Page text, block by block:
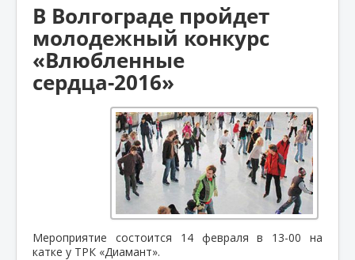
В Волгограде пройдет
молодежный конкурс
«Влюбленные
сердца-2016»
Мероприятие состоится 14 февраля в 13-00 на
катке у ТРК «Диамант».